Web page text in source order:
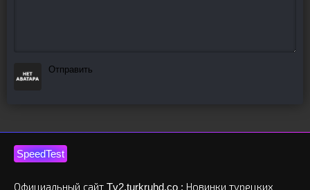
Отправить
SpeedTest
Официальный сайт Tv2.turkruhd.co : Новинки турецких